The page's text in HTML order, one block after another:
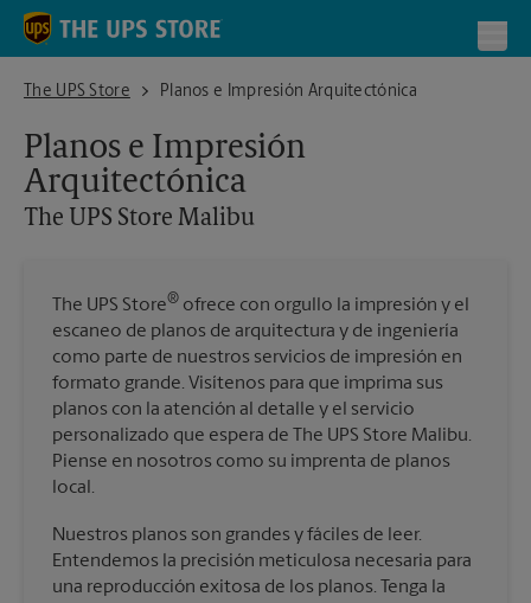
Skip to content
Return to Nav
The UPS Store
The UPS Store MalibuPlanos e Impresión Arquitectónica
Planos e Impresión
Arquitectónica
The UPS Store Malibu
The UPS Store® ofrece con orgullo la impresión y el
escaneo de planos de arquitectura y de ingeniería
como parte de nuestros servicios de impresión en
formato grande. Visítenos para que imprima sus
planos con la atención al detalle y el servicio
personalizado que espera de The UPS Store Malibu.
Piense en nosotros como su imprenta de planos
local.
Nuestros planos son grandes y fáciles de leer.
Entendemos la precisión meticulosa necesaria para
una reproducción exitosa de los planos. Tenga la